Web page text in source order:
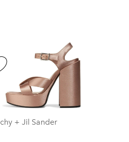
+ Jil Sander